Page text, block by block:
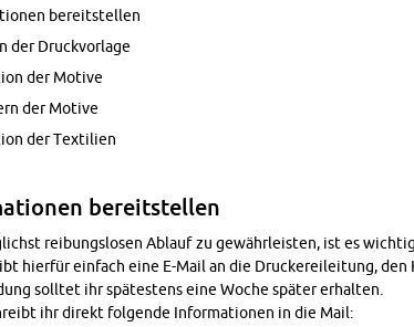
be­reit­stel­len
der Druck­vor­la­ge
der Mo­ti­ve
der Mo­ti­ve
der Tex­ti­li­en
be­reit­stel­len
rei­bungs­lo­sen Ab­lauf zu ge­währ­leis­ten, ist es
hier­für ein­fach eine E-Mail an die Dru­cke­rei­lei­tung,
soll­tet ihr spä­tes­tens eine Woche spä­ter er­hal­ten.
ihr di­rekt fol­gen­de In­for­ma­tio­nen in die Mail: